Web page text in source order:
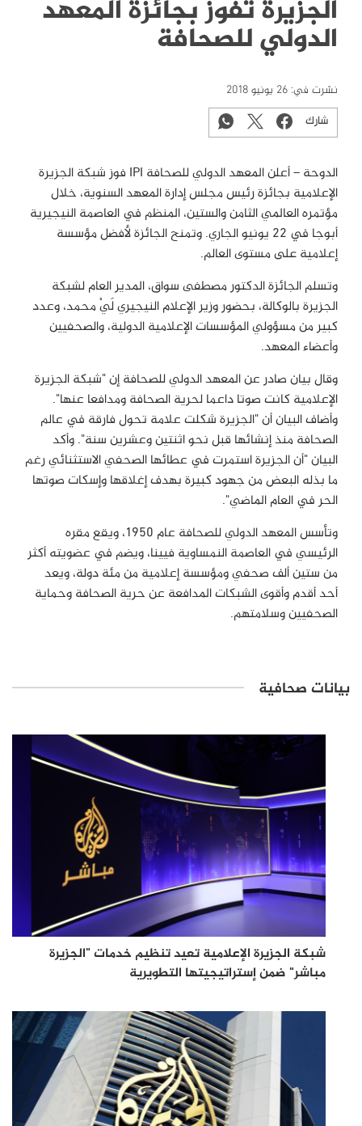
الجزيرة تفوز بجائزة المعهد
الدولي للصحافة
نشرت في: 26 يونيو 2018
شارك
الدوحة – أعلن المعهد الدولي للصحافة IPI فوز شبكة الجزيرة
الإعلامية بجائزة رئيس مجلس إدارة المعهد السنوية، خلال
مؤتمره العالمي الثامن والستين، المنظم في العاصمة النيجيرية
أبوجا في 22 يونيو الجاري. وتمنح الجائزة لأفضل مؤسسة
إعلامية على مستوى العالم.
وتسلم الجائزة الدكتور مصطفى سواق، المدير العام لشبكة
الجزيرة بالوكالة، بحضور وزير الإعلام النيجيري لَيْ محمد، وعدد
كبير من مسؤولي المؤسسات الإعلامية الدولية، والصحفيين
وأعضاء المعهد.
وقال بيان صادر عن المعهد الدولي للصحافة إن "شبكة الجزيرة
الإعلامية كانت صوتا داعما لحرية الصحافة ومدافعا عنها".
وأضاف البيان أن "الجزيرة شكلت علامة تحول فارقة في عالم
الصحافة منذ إنشائها قبل نحو اثنتين وعشرين سنة". وأكد
البيان "أن الجزيرة استمرت في عطائها الصحفي الاستثنائي رغم
ما بذله البعض من جهود كبيرة بهدف إغلاقها وإسكات صوتها
الحر في العام الماضي".
وتأسس المعهد الدولي للصحافة عام 1950، ويقع مقره
الرئيسي في العاصمة النمساوية فيينا، ويضم في عضويته أكثر
من ستين ألف صحفي ومؤسسة إعلامية من مئة دولة، ويعد
أحد أقدم وأقوى الشبكات المدافعة عن حرية الصحافة وحماية
الصحفيين وسلامتهم.
بيانات صحافية
شبكة الجزيرة الإعلامية تعيد تنظيم خدمات "الجزيرة
مباشر" ضمن إستراتيجيتها التطويرية